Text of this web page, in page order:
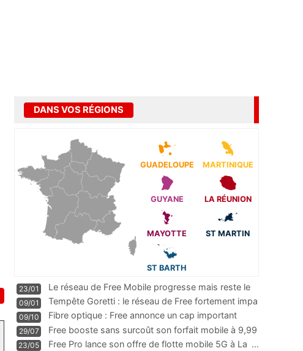
DANS VOS RÉGIONS
GUADELOUPE MARTINIQUE
GUYANE LA RÉUNION
MAYOTTE ST MARTIN
ST BARTH
23/01
Le réseau de Free Mobile progresse mais reste le
m
...
09/01
Tempête Goretti : le réseau de Free fortement impa
09/10
Fibre optique : Free annonce un cap important
pass
...
29/07
Free booste sans surcoût son forfait mobile à 9,99
23/05 Free Pro lance son offre de flotte mobile 5G à La ...